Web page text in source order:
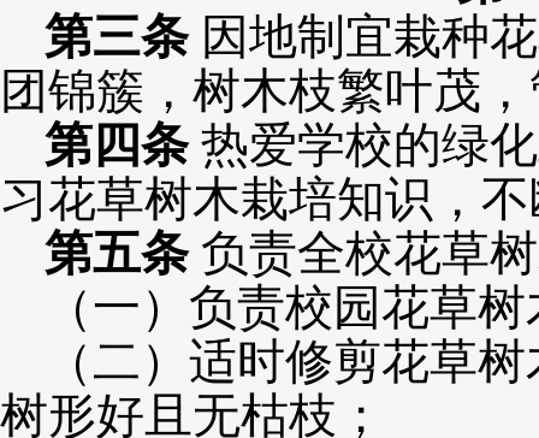
第三条 因地制宜栽种
团锦簇，树木枝繁叶茂
第 四条 热爱学校的绿
习花草树木栽培知识，
第五条 负责全校花草
（一）负责校园花草
（二）适时修剪花草
树形好且无枯枝；